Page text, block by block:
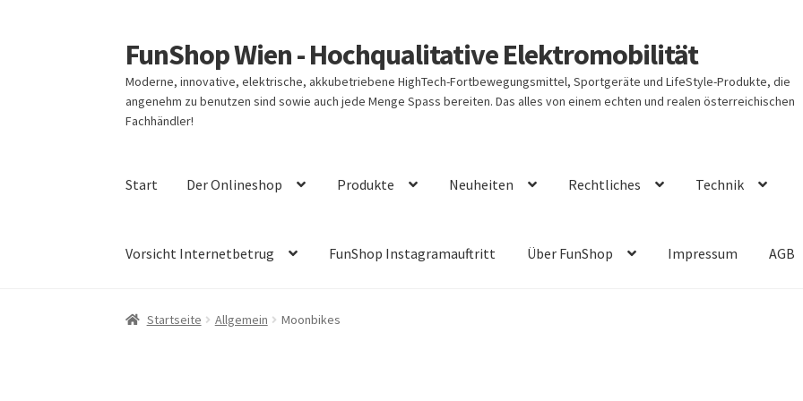
Zur
Navigation
springen
Zum
Inhalt
springen
FunShop Wien - Hochqualitative Elektromobilität
Moderne, innovative, elektrische, akkubetriebene HighTech-Fortbewegungsmittel, Sportgeräte und LifeStyle-Produkte, die
angenehm zu benutzen sind sowie auch jede Menge Spass bereiten. Das alles von einem echten und realen österreichischen
Fachhändler!
Start Der Onlineshop Produkte Neuheiten Rechtliches Technik
Vorsicht Internetbetrug FunShop Instagramauftritt Über FunShop Impressum AGB
Startseite Allgemein Moonbikes